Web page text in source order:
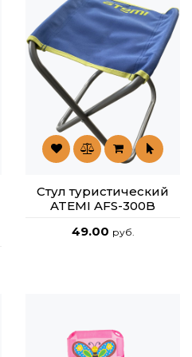
Стул туристический
ATEMI AFS-300B
49.00 руб.